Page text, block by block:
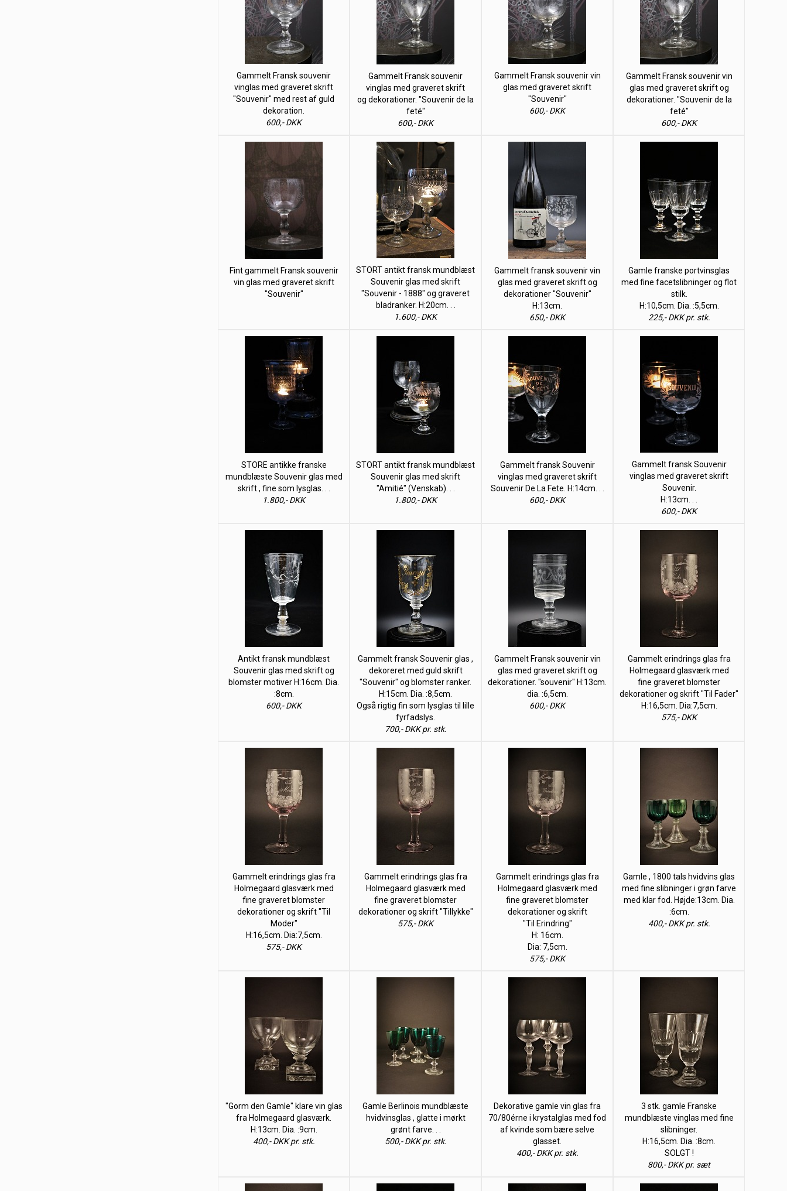
Gammelt Fransk souvenir
vinglas med graveret skrift
"Souvenir" med rest af guld
dekoration.
600,- DKK
Gammelt Fransk souvenir
vinglas med graveret skrift
og dekorationer. "Souvenir de la
feté"
600,- DKK
Gammelt Fransk souvenir vin
glas med graveret skrift
"Souvenir"
600,- DKK
Gammelt Fransk souvenir vin
glas med graveret skrift og
dekorationer. "Souvenir de la
feté"
600,- DKK
Fint gammelt Fransk souvenir
vin glas med graveret skrift
"Souvenir"
STORT antikt fransk mundblæst
Souvenir glas med skrift
"Souvenir - 1888" og graveret
bladranker. H:20cm. . .
1.600,- DKK
Gammelt fransk souvenir vin
glas med graveret skrift og
dekorationer "Souvenir"
H:13cm.
650,- DKK
Gamle franske portvinsglas
med fine facetslibninger og flot
stilk.
H:10,5cm. Dia. :5,5cm.
225,- DKK pr. stk.
STORE antikke franske
mundblæste Souvenir glas med
skrift , fine som lysglas. . .
1.800,- DKK
STORT antikt fransk mundblæst
Souvenir glas med skrift
"Amitié" (Venskab). . .
1.800,- DKK
Gammelt fransk Souvenir
vinglas med graveret skrift
Souvenir De La Fete. H:14cm. . .
600,- DKK
Gammelt fransk Souvenir
vinglas med graveret skrift
Souvenir.
H:13cm. . .
600,- DKK
Antikt fransk mundblæst
Souvenir glas med skrift og
blomster motiver H:16cm. Dia.
:8cm.
600,- DKK
Gammelt fransk Souvenir glas ,
dekoreret med guld skrift
"Souvenir" og blomster ranker.
H:15cm. Dia. :8,5cm.
Også rigtig fin som lysglas til lille
fyrfadslys.
700,- DKK pr. stk.
Gammelt Fransk souvenir vin
glas med graveret skrift og
dekorationer. "souvenir" H:13cm.
dia. :6,5cm.
600,- DKK
Gammelt erindrings glas fra
Holmegaard glasværk med
fine graveret blomster
dekorationer og skrift "Til Fader"
H:16,5cm. Dia:7,5cm.
575,- DKK
Gammelt erindrings glas fra
Holmegaard glasværk med
fine graveret blomster
dekorationer og skrift "Til
Moder"
H:16,5cm. Dia:7,5cm.
575,- DKK
Gammelt erindrings glas fra
Holmegaard glasværk med
fine graveret blomster
dekorationer og skrift "Tillykke"
575,- DKK
Gammelt erindrings glas fra
Holmegaard glasværk med
fine graveret blomster
dekorationer og skrift
"Til Erindring"
H: 16cm.
Dia: 7,5cm.
575,- DKK
Gamle , 1800 tals hvidvins glas
med fine slibninger i grøn farve
med klar fod. Højde:13cm. Dia.
:6cm.
400,- DKK pr. stk.
"Gorm den Gamle" klare vin glas
fra Holmegaard glasværk.
H:13cm. Dia. :9cm.
400,- DKK pr. stk.
Gamle Berlinois mundblæste
hvidvinsglas , glatte i mørkt
grønt farve. . .
500,- DKK pr. stk.
Dekorative gamle vin glas fra
70/80érne i krystalglas med fod
af kvinde som bære selve
glasset.
400,- DKK pr. stk.
3 stk. gamle Franske
mundblæste vinglas med fine
slibninger.
H:16,5cm. Dia. :8cm.
SOLGT !
800,- DKK pr. sæt